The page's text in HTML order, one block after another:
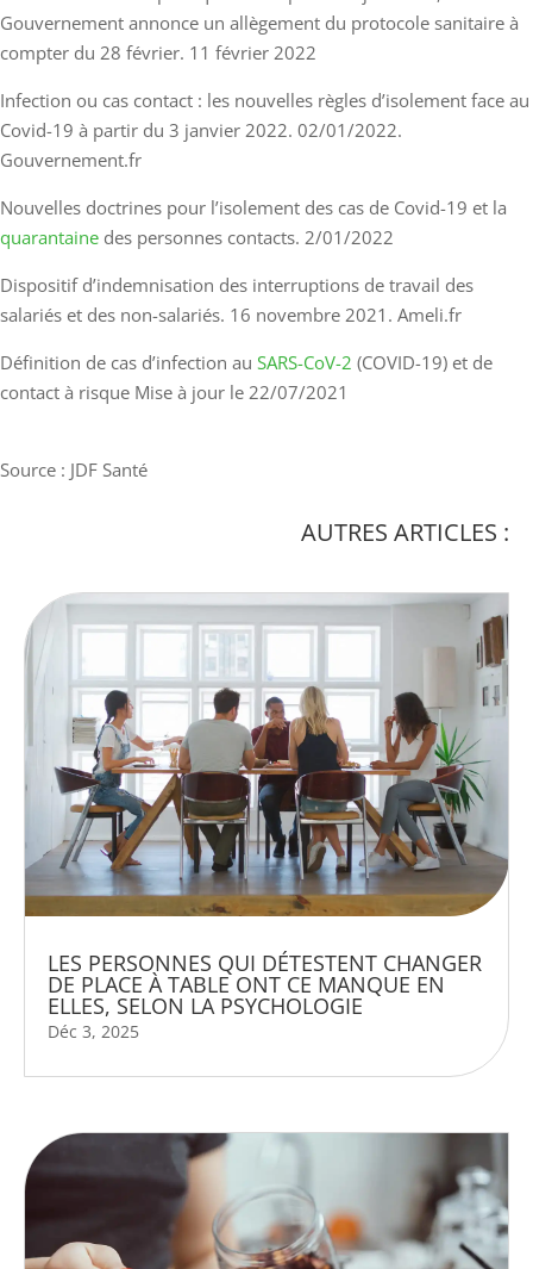
Gouvernement annonce un allègement du protocole sanitaire à
compter du 28 février. 11 février 2022
Infection ou cas contact : les nouvelles règles d’isolement face au
Covid-19 à partir du 3 janvier 2022. 02/01/2022.
Gouvernement.fr
Nouvelles doctrines pour l’isolement des cas de Covid-19 et la
quarantaine des personnes contacts. 2/01/2022
Dispositif d’indemnisation des interruptions de travail des
salariés et des non-salariés. 16 novembre 2021. Ameli.fr
Définition de cas d’infection au SARS-CoV-2 (COVID-19) et de
contact à risque Mise à jour le 22/07/2021
Source : JDF Santé
AUTRES ARTICLES :
LES PERSONNES QUI DÉTESTENT CHANGER
DE PLACE À TABLE ONT CE MANQUE EN
ELLES, SELON LA PSYCHOLOGIE
Déc 3, 2025